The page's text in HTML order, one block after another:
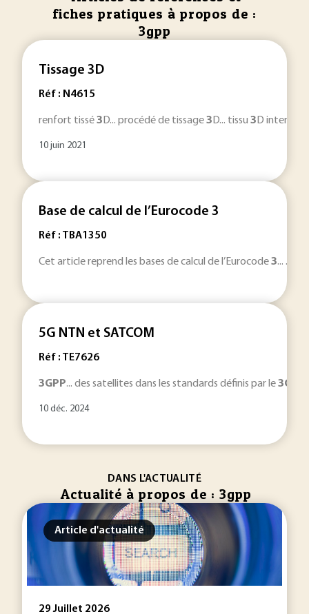
fiches pratiques à propos de :
3gpp
Tissage 3D
Réf : N4615
renfort tissé3 D... procédé de tissage3 D... tissu 3 D interlock
10 juin 2021
Base de calcul de l’Eurocode 3
Réf : TBA1350
Cet article reprend les bases de calcul de l’Eurocode3... .
5G NTN et SATCOM
Réf : TE7626
3GPP... des satellites dans les standards définis par le3GPP
10 déc. 2024
DANS L'ACTUALITÉ
Actualité à propos de : 3gpp
Article d'actualité
29 Juillet 2026